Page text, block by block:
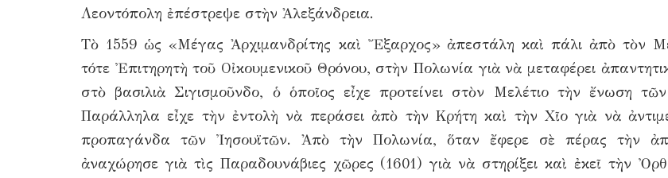
Λεοντόπολη ἐπέστρεψε στὴν Ἀλεξάνδρεια.
Τὸ 1559 ὡς «Μέγας Ἀρχιμανδρίτης καὶ Ἔξαρχος» ἀπεστάλη καὶ πάλι ἀπὸ τὸν
τότε Ἐπιτηρητὴ τοῦ Οἰκουμενικοῦ Θρόνου, στὴν Πολωνία γιὰ νὰ μεταφέρει
στὸ βασιλιὰ Σιγισμοῦνδο, ὁ ὁποῖος εἶχε προτείνει στὸν Μελέτιο τὴν ἔνωση
Παράλληλα εἶχε τὴν ἐντολὴ νὰ περάσει ἀπὸ τὴν Κρήτη καὶ τὴν Χῖο γιὰ νὰ
προπαγάνδα τῶν Ἰησουϊτῶν. Ἀπὸ τὴν Πολωνία, ὅταν ἔφερε σὲ πέρας τὴν
ἀναχώρησε γιὰ τὶς Παραδουνάβιες χῶρες (1601) γιὰ νὰ στηρίξει καὶ ἐκεῖ τὴν